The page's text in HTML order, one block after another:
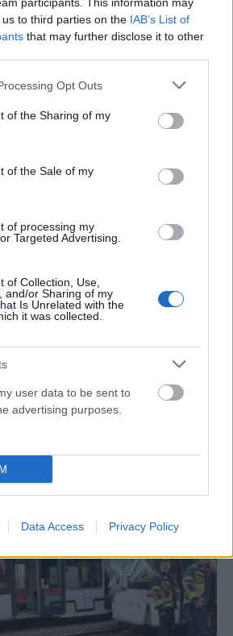
to third parties on the IAB’s List of
that may further disclose it to other
website/app uses one or more Google
or usage behaviour. You may click to
to Google and its third-party tags to
specified purposes in below Google
Opt Outs
of the Sharing of my
of the Sale of my
of processing my
Targeted Advertising.
of Collection, Use,
and/or Sharing of my
Is Unrelated with the
it was collected.
user data to be sent to
advertising purposes.
Data Access Privacy Policy
Ελλάδα η 46χρονη κατηγορούμενη
αντίο της οικογένειας της Λίσα
της στους ανθρώπους που είχαν